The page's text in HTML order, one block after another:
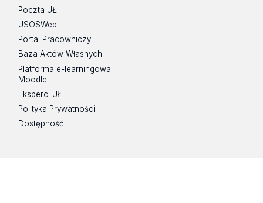
Poczta UŁ
USOSWeb
Portal Pracowniczy
Baza Aktów Własnych
Platforma e-learningowa
Moodle
Eksperci UŁ
Polityka Prywatności
Dostępność